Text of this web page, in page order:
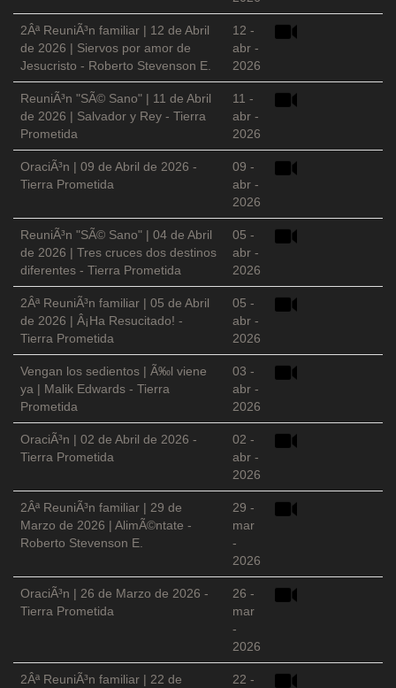
2Âª ReuniÃ³n familiar | 12 de Abril
de 2026 | Siervos por amor de
Jesucristo - Roberto Stevenson E.
12 -
abr -
2026
ReuniÃ³n "SÃ© Sano" | 11 de Abril
de 2026 | Salvador y Rey - Tierra
Prometida
11 -
abr -
2026
OraciÃ³n | 09 de Abril de 2026 -
Tierra Prometida
09 -
abr -
2026
ReuniÃ³n "SÃ© Sano" | 04 de Abril
de 2026 | Tres cruces dos destinos
diferentes - Tierra Prometida
05 -
abr -
2026
2Âª ReuniÃ³n familiar | 05 de Abril
de 2026 | Â¡Ha Resucitado! -
Tierra Prometida
05 -
abr -
2026
Vengan los sedientos | Ã‰l viene
ya | Malik Edwards - Tierra
Prometida
03 -
abr -
2026
OraciÃ³n | 02 de Abril de 2026 -
Tierra Prometida
02 -
abr -
2026
2Âª ReuniÃ³n familiar | 29 de
Marzo de 2026 | AlimÃ©ntate -
Roberto Stevenson E.
29 -
mar
-
2026
OraciÃ³n | 26 de Marzo de 2026 -
Tierra Prometida
26 -
mar
-
2026
2Âª ReuniÃ³n familiar | 22 de
22 -